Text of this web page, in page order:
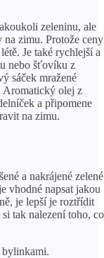
zeleninu, ale
na zimu. Protože ceny
Je také rychlejší a
nebo šťovíku z
sáček mražené
Aromatický olej z
a připomene
na zimu.
a nakrájené zelené
vhodné napsat jakou
je lepší je roztřídit
tak nalezení toho, co
bylinkami.